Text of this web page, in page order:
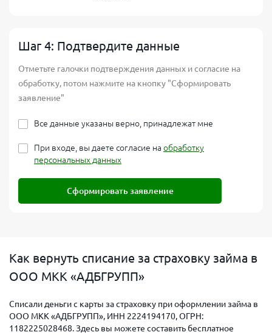
Шаг 4: Подтвердите данные
Отметьте галочки подтверждения данных и согласие на
обработку, потом нажмите на кнопку "Сформировать
заявление"
Все данные указаны верно, принадлежат мне
При входе, вы даете согласие на обработку
персональных данных
Сформировать заявление
Как вернуть списание за страховку займа в
ООО МКК «АДБГРУПП»
Списали деньги с карты за страховку при оформлении займа в
ООО МКК «АДБГРУПП», ИНН 2224194170, ОГРН:
1182225028468. Здесь вы можете составить бесплатное